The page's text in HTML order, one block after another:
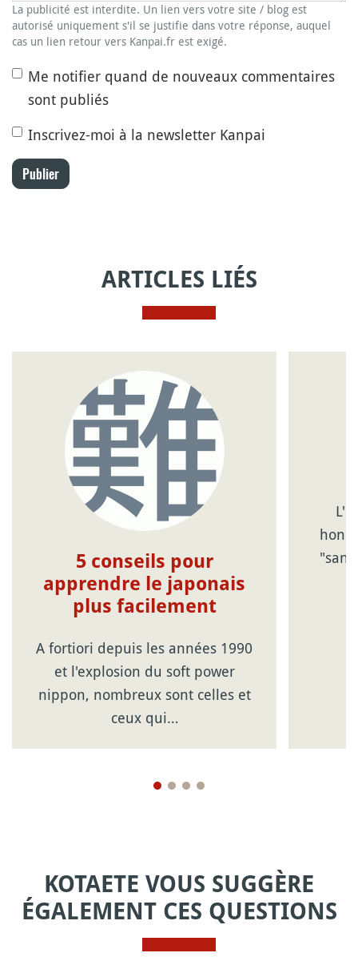
La publicité est interdite. Un lien vers votre site / blog est
autorisé uniquement s'il se justifie dans votre réponse, auquel
cas un lien retour vers Kanpai.fr est exigé.
Me notifier quand de nouveaux commentaires
sont publiés
Inscrivez-moi à la newsletter Kanpai
Publier
ARTICLES LIÉS
5 conseils pour
apprendre le japonais
plus facilement
A fortiori depuis les années 1990
et l'explosion du soft power
nippon, nombreux sont celles et
ceux qui…
KOTAETE VOUS SUGGÈRE
ÉGALEMENT CES QUESTIONS